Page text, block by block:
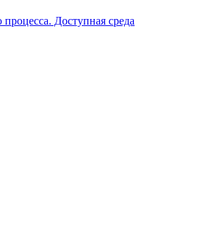
Доступная среда